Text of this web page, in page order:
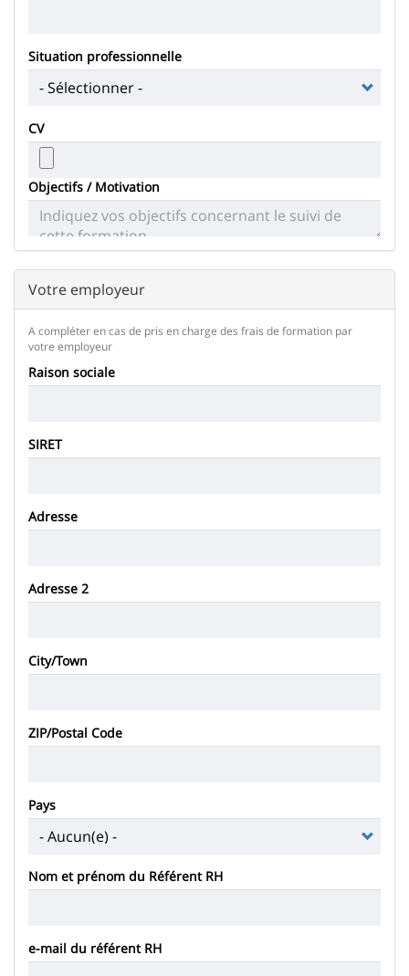
Situation professionnelle
CV
Merci
déposer
votre
CV
Conditions
de
téléchargement
Objectifs / Motivation
Votre employeur
A compléter en cas de pris en charge des frais de formation par
votre employeur
Raison sociale
SIRET
Siège
social
Adresse
Adresse 2
City/Town
ZIP/Postal Code
Pays
Nom et prénom du Référent RH
e-mail du référent RH